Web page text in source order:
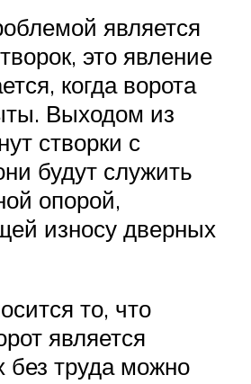
является
это явление
когда ворота
Выходом из
створки с
будут служить
опорой,
износу дверных
то, что
является
без труда можно